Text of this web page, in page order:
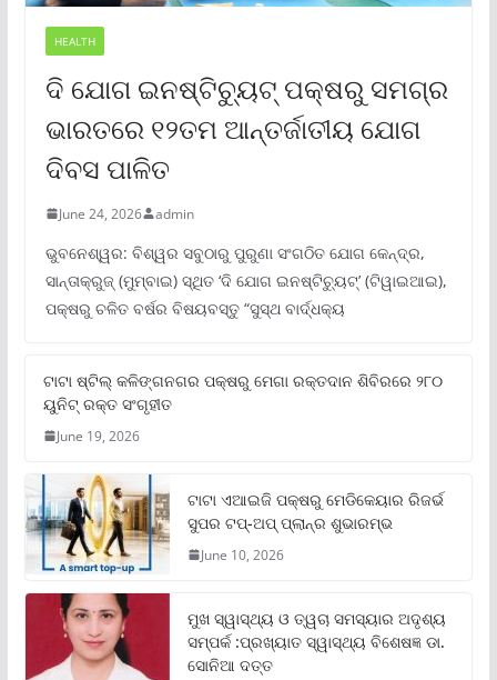
HEALTH
ଦି ଯୋଗ ଇନଷ୍ଟିଚ୍ୟୁଟ୍ ପକ୍ଷରୁ ସମଗ୍ର
ଭାରତରେ ୧୨ତମ ଆନ୍ତର୍ଜାତୀୟ ଯୋଗ
ଦିବସ ପାଳିତ
June 24, 2026 admin
ଭୁବନେଶ୍ୱର: ବିଶ୍ୱର ସବୁଠାରୁ ପୁରୁଣା ସଂଗଠିତ ଯୋଗ କେନ୍ଦ୍ର,
ସାନ୍ତାକ୍ରୁଜ୍ (ମୁମ୍ବାଇ) ସ୍ଥିତ ‘ଦି ଯୋଗ ଇନଷ୍ଟିଚ୍ୟୁଟ୍‌’ (ଟିୱାଇଆଇ),
ପକ୍ଷରୁ ଚଳିତ ବର୍ଷର ବିଷୟବସ୍ତୁ “ସୁସ୍ଥ ବାର୍ଦ୍ଧକ୍ୟ
ଟାଟା ଷ୍ଟିଲ୍‌ କଳିଙ୍ଗନଗର ପକ୍ଷରୁ ମେଗା ରକ୍ତଦାନ ଶିବିରରେ ୨୮୦
ୟୁନିଟ୍‌ ରକ୍ତ ସଂଗୃହୀତ
June 19, 2026
ଟାଟା ଏଆଇଜି ପକ୍ଷରୁ ମେଡିକେୟାର ରିଜର୍ଭ
ସୁପର ଟପ୍‌-ଅପ୍ ପ୍ଲାନ୍‌ର ଶୁଭାରମ୍ଭ
June 10, 2026
ମୁଖ ସ୍ୱାସ୍ଥ୍ୟ ଓ ତ୍ୱଚା ସମସ୍ୟାର ଅଦୃଶ୍ୟ
ସମ୍ପର୍କ :ପ୍ରଖ୍ୟାତ ସ୍ୱାସ୍ଥ୍ୟ ବିଶେଷଜ୍ଞ ଡା.
ସୋନିଆ ଦତ୍ତ